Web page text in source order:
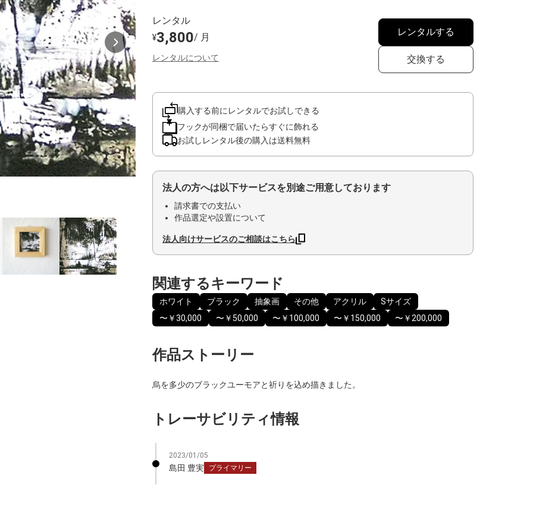
レンタル
¥3,800/ 月
レンタルについて
レンタルする
交換する
購入する前にレンタルでお試しできる
フックが同梱で届いたらすぐに飾れる
お試しレンタル後の購入は送料無料
法人の方へは以下サービスを別途ご用意しております
請求書での支払い
作品選定や設置について
法人向けサービスのご相談はこちら
関連するキーワード
ホワイト ブラック 抽象画 その他 アクリル
Sサイズ
〜￥30,000
〜￥50,000 〜￥100,000 〜￥150,000 〜￥200,000
作品ストーリー
烏を多少のブラックユーモアと祈りを込め描きました。
トレーサビリティ情報
2023/01/05
島田 豊実 プライマリー